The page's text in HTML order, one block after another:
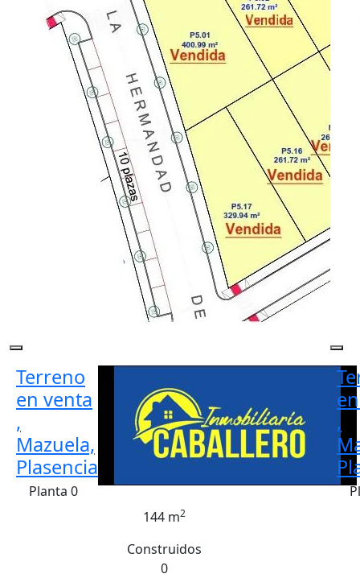
Terreno
en venta
,
Mazuela,
Plasencia
Planta 0
144 m2
Construidos
0
,